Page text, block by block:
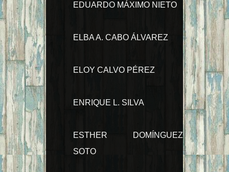
EDUARDO MÁXIMO NIETO
ELBA A. CABO ÁLVAREZ
ELOY CALVO PÉREZ
ENRIQUE L. SILVA
ESTHER DOMÍNGUEZ
SOTO